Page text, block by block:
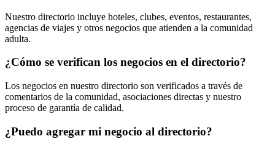
Nuestro directorio incluye hoteles, clubes, eventos, restaurantes,
agencias de viajes y otros negocios que atienden a la comunidad
adulta.
¿Cómo se verifican los negocios en el directorio?
Los negocios en nuestro directorio son verificados a través de
comentarios de la comunidad, asociaciones directas y nuestro
proceso de garantía de calidad.
¿Puedo agregar mi negocio al directorio?